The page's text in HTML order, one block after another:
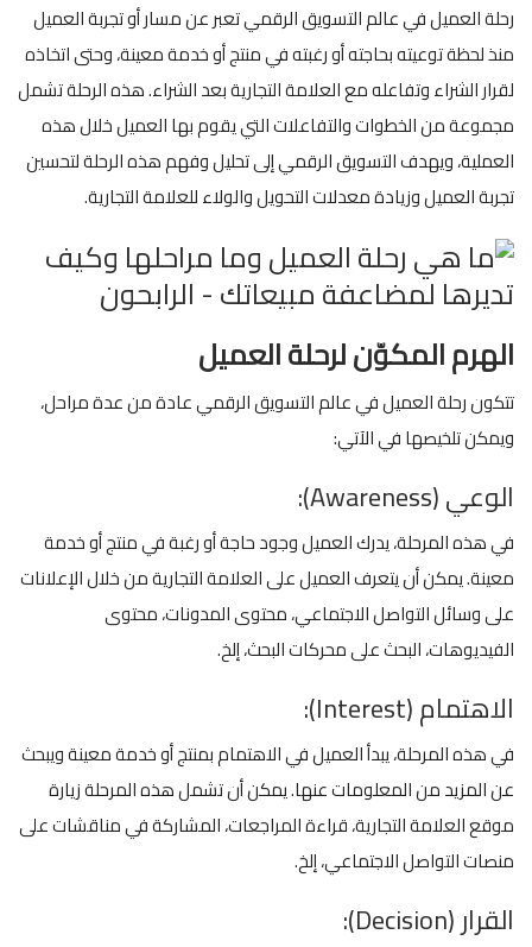
رحلة العميل في عالم التسويق الرقمي تعبر عن مسار أو تجربة العميل
منذ لحظة توعيته بحاجته أو رغبته في منتج أو خدمة معينة، وحتى اتخاذه
لقرار الشراء وتفاعله مع العلامة التجارية بعد الشراء. هذه الرحلة تشمل
مجموعة من الخطوات والتفاعلات التي يقوم بها العميل خلال هذه
العملية، ويهدف التسويق الرقمي إلى تحليل وفهم هذه الرحلة لتحسين
تجربة العميل وزيادة معدلات التحويل والولاء للعلامة التجارية.
الهرم المكوّن لرحلة العميل
تتكون رحلة العميل في عالم التسويق الرقمي عادة من عدة مراحل،
ويمكن تلخيصها في الآتي:
الوعي (Awareness):
في هذه المرحلة، يدرك العميل وجود حاجة أو رغبة في منتج أو خدمة
معينة. يمكن أن يتعرف العميل على العلامة التجارية من خلال الإعلانات
على وسائل التواصل الاجتماعي، محتوى المدونات، محتوى
الفيديوهات، البحث على محركات البحث، إلخ.
الاهتمام (Interest):
في هذه المرحلة، يبدأ العميل في الاهتمام بمنتج أو خدمة معينة ويبحث
عن المزيد من المعلومات عنها. يمكن أن تشمل هذه المرحلة زيارة
موقع العلامة التجارية، قراءة المراجعات، المشاركة في مناقشات على
منصات التواصل الاجتماعي، إلخ.
القرار (Decision):